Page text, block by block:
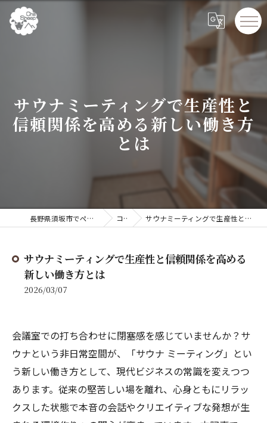
サウナミーティングで生産性と
信頼関係を高める新しい働き方
とは
長野県須坂市でペンションならChillSheep コラム サウナミーティングで生産性と信頼関係を高める新しい働き方とは
サウナミーティングで生産性と信頼関係を高める
新しい働き方とは
2026/03/07
会議室での打ち合わせに閉塞感を感じていませんか？サ
ウナという非日常空間が、「サウナ ミーティング」とい
う新しい働き方として、現代ビジネスの常識を変えつつ
あります。従来の堅苦しい場を離れ、心身ともにリラッ
クスした状態で本音の会話やクリエイティブな発想が生